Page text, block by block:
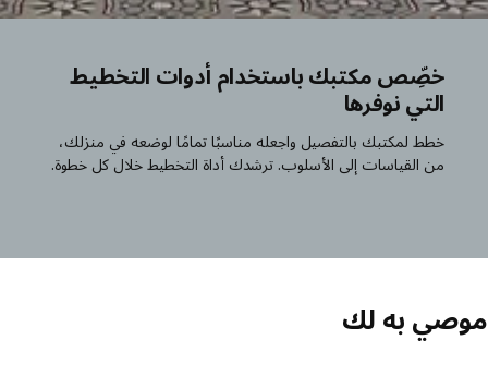
خصِّص مكتبك باستخدام أدوات التخطيط
التي نوفرها
خطط لمكتبك بالتفصيل واجعله مناسبًا تمامًا لوضعه في منزلك،
من القياسات إلى الأسلوب. ترشدك أداة التخطيط خلال كل خطوة.
به لك